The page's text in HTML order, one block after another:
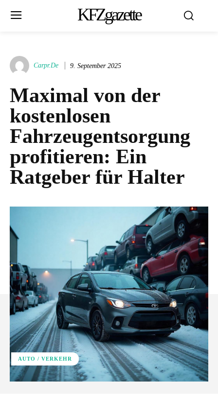
KFZgazette
Carpr.de 9. September 2025
Maximal von der
kostenlosen
Fahrzeugentsorgung
profitieren: Ein
Ratgeber für Halter
AUTO / VERKEHR